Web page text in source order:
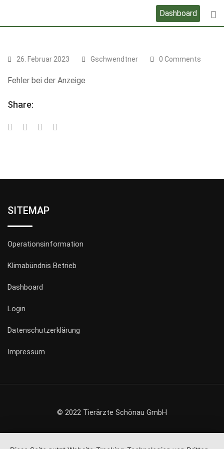
Dashboard
26. Februar 2023 Gschwendtner 0 Comments
Fehler bei der Anzeige
Share:
SITEMAP
Operationsinformation
Klimabündnis Betrieb
Dashboard
Login
Datenschutzerklärung
Impressum
© 2022 Tierärzte Schönau GmbH